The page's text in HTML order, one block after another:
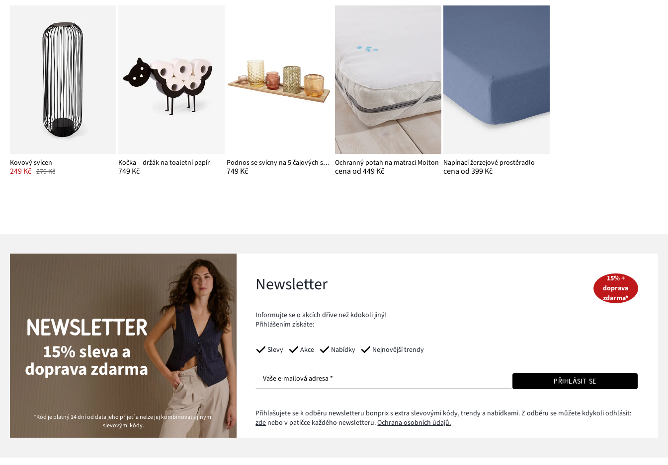
Kovový svícen
249 Kč 279 Kč
Kočka – držák na toaletní papír
749 Kč
Podnos se svícny na 5 čajových svíček
749 Kč
Ochranný potah na matraci Molton
cena od 449 Kč
Napínací žerzejové prostěradlo
cena od 399 Kč
NEWSLETTER
15% sleva a
doprava zdarma
*Kód je platný 14 dní od data jeho přijetí a nelze jej kombinovat s jinými
slevovými kódy.
Newsletter
Informujte se o akcích dříve než kdokoli jiný!
Přihlášením získáte:
Slevy Akce Nabídky Nejnovější trendy
15% +
doprava
zdarma*
Vaše e-mailová adresa * PŘIHLÁSIT SE
Přihlašujete se k odběru newsletteru bonprix s extra slevovými kódy, trendy a nabídkami. Z odběru se můžete kdykoli odhlásit:
zdenebo v patičce každého newsletteru.Ochrana osobních údajů.